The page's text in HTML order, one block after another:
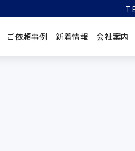
ご依頼事例 新着情報 会社案内